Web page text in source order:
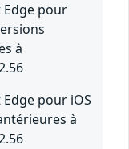
pour
à
pour iOS
à